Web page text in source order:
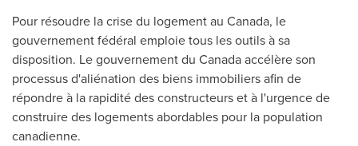
Pour résoudre la crise du logement au Canada, le
gouvernement fédéral emploie tous les outils à sa
disposition. Le gouvernement du Canadaaccélère son
processus d'aliénation des biens immobiliers afin de
répondre à la rapidité des constructeurs et à l'urgence de
construire des logements abordables pour la population
canadienne.